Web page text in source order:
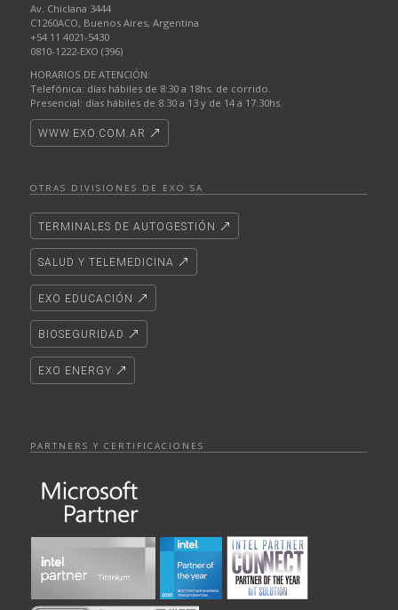
Av. Chiclana 3444
C1260ACO, Buenos Aires, Argentina
+54 11 4021-5430
0810-1222-EXO (396)
HORARIOS DE ATENCIÓN:
Telefónica: días hábiles de 8:30 a 18hs. de corrido.
Presencial: días hábiles de 8:30 a 13 y de 14 a 17:30hs.
WWW.EXO.COM.AR
OTRAS DIVISIONES DE EXO SA
TERMINALES DE AUTOGESTIÓN
SALUD Y TELEMEDICINA
EXO EDUCACIÓN
BIOSEGURIDAD
EXO ENERGY
PARTNERS Y CERTIFICACIONES